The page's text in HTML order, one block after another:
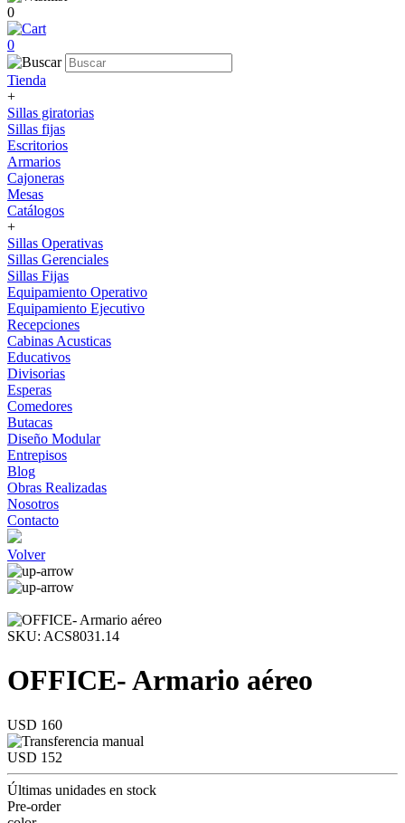
0
0
Tienda
+
Sillas giratorias
Sillas fijas
Escritorios
Armarios
Cajoneras
Mesas
Catálogos
+
Sillas Operativas
Sillas Gerenciales
Sillas Fijas
Equipamiento Operativo
Equipamiento Ejecutivo
Recepciones
Cabinas Acusticas
Educativos
Divisorias
Esperas
Comedores
Butacas
Diseño Modular
Entrepisos
Blog
Obras Realizadas
Nosotros
Contacto
Volver
SKU: ACS8031.14
OFFICE- Armario aéreo
USD 160
USD 152
Últimas unidades en stock
Pre-order